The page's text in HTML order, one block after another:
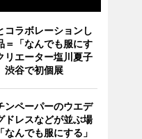
コラボレーションし
＝「なんでも服にす
リエーター塩川夏子
渋谷で初個展
ンペーパーのウエデ
ドレスなどが並ぶ場
なんでも服にする」